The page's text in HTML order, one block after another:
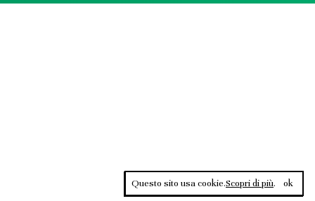
Questo sito usa cookie.Scopri di più. ok